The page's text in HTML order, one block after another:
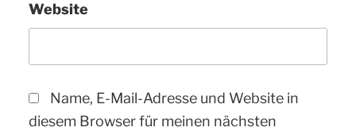
Website
Name, E-Mail-Adresse und Website in
diesem Browser für meinen nächsten